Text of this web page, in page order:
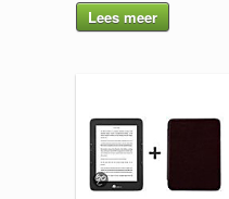
Lees meer